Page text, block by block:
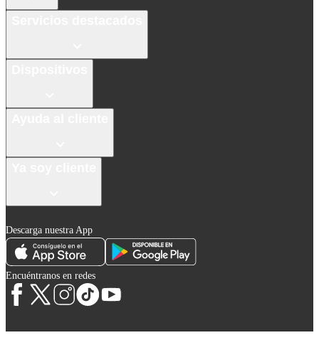
Descarga nuestra App
Encuéntranos en redes